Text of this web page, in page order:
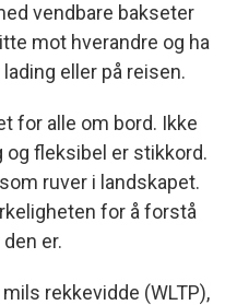
vendbare bakseter
mot hverandre og ha
eller på reisen.
for alle om bord. Ikke
og fleksibel er stikkord.
ruver i landskapet.
for å forstå
er.
rekkevidde (WLTP),